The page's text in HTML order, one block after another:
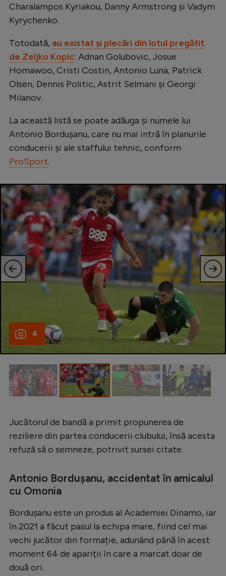
Tenis
Handbal
Natație
Auto
Rugby
Alte sporturi
JO 2024
JO 2026
Intră în cont
Creează cont
Charalampos Kyriakou, Danny Armstrong și Vadym
Kyrychenko.
Totodată, au existat și plecări din lotul pregătit
de Zeljko Kopic: Adnan Golubovic, Josue
Homawoo, Cristi Costin, Antonio Luna, Patrick
Olsen, Dennis Politic, Astrit Selmani și Georgi
Milanov.
La această listă se poate adăuga și numele lui
Antonio Bordușanu, care nu mai intră în planurile
conducerii și ale staffului tehnic, conform
ProSport.
4
Jucătorul de bandă a primit propunerea de
reziliere din partea conducerii clubului, însă acesta
refuză să o semneze, potrivit sursei citate.
Antonio Bordușanu, accidentat în amicalul
cu Omonia
Bordușanu este un produs al Academiei Dinamo, iar
în 2021 a făcut pasul la echipa mare, fiind cel mai
vechi jucător din formație, adunând până în acest
moment 64 de apariții în care a marcat doar de
două ori.